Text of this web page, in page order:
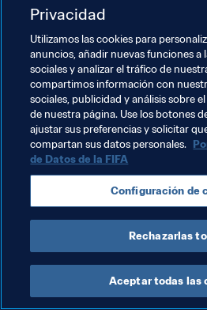
como candidato a los cargos
El periodo en el que el comité de
cabo sus funciones concluirá,
después de la designación de
pronto como haya cumplido su
Temas relacionados
Organización Iraq
Privacidad
Utilizamos las cookies para
anuncios, añadir nuevas funciones a
sociales y analizar el tráfico de
compartimos información con
sociales, publicidad y análisis sobre
de nuestra página. Use los botones
ajustar sus preferencias y solicitar
compartan sus datos personales.
de Datos de la FIFA
Configuración de
Rechazarlas
Aceptar todas las